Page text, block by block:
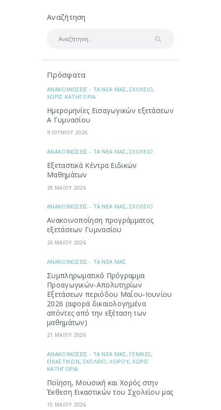
Αναζήτηση
Πρόσφατα
ΑΝΑΚΟΙΝΩΣΕΙΣ - ΤΑ ΝΕΑ ΜΑΣ,ΣΧΟΛΕΙΟ,
ΧΩΡΙΣ ΚΑΤΗΓΟΡΙΑ
Ημερομηνίες Εισαγωγικών εξετάσεων
Α Γυμνασίου
9 ΙΟΥΝΙΟΥ 2026
ΑΝΑΚΟΙΝΩΣΕΙΣ - ΤΑ ΝΕΑ ΜΑΣ,ΣΧΟΛΕΙΟ
Εξεταστικά Κέντρα Ειδικών
Μαθημάτων
28 ΜΑΪΟΥ 2026
ΑΝΑΚΟΙΝΩΣΕΙΣ - ΤΑ ΝΕΑ ΜΑΣ,ΣΧΟΛΕΙΟ
Ανακοινοποίηση προγράμματος
εξετάσεων Γυμνασίου
26 ΜΑΪΟΥ 2026
ΑΝΑΚΟΙΝΩΣΕΙΣ - ΤΑ ΝΕΑ ΜΑΣ
Συμπληρωματικό Πρόγραμμα
Προαγωγικών-Απολυτηρίων
Εξετάσεων περιόδου Μαΐου-Ιουνίου
2026 (αφορά δικαιολογημένα
απόντες από την εξέταση των
μαθημάτων)
21 ΜΑΪΟΥ 2026
ΑΝΑΚΟΙΝΩΣΕΙΣ - ΤΑ ΝΕΑ ΜΑΣ, ΓΕΝΙΚΕΣ,
ΕΙΚΑΣΤΙΚΩΝ, ΣΧΟΛΕΙΟ ,ΧΟΡΟΥ,ΧΩΡΙΣ
ΚΑΤΗΓΟΡΙΑ
Ποίηση, Μουσική και Χορός στην
Έκθεση Εικαστικών του Σχολείου μας
15 ΜΑΪΟΥ 2026